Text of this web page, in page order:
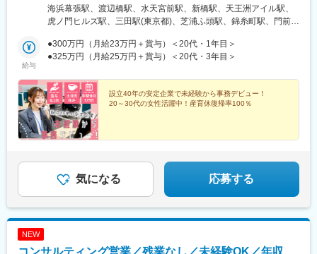
わない範囲で、勤務地の異動が発生する可能性があります。◎借
上社宅制度あり（社内規定あり）＜勤務地＞【東京・千葉】東京
【神奈川】川崎市、横浜市（市内の勤務先）【愛知】名古屋（市
内、中部国際空港周辺の勤務先）【静岡】浜松（市内の勤務先）
（市内の勤務先）【兵庫】神戸（市内の勤務先）【三重】津、四
日市市（市内の勤務先）ーーーーーーーー＜当社拠点＞【本社】
千葉県千葉市美浜区中瀬1-3 幕張テクノガーデンB棟14F海浜幕
張駅より徒歩5分【大阪営業所】大阪府大阪市中之島2-3-18 中之
島フェスティバルタワー16F渡辺橋駅より徒歩3分★中之島のラン
海浜幕張駅、渡辺橋駅、水天宮前駅、新橋駅、天王洲アイル駅、
虎ノ門ヒルズ駅、三田駅(東京都)、芝浦ふ頭駅、錦糸町駅、門前仲
新日本橋駅、三鷹駅、築地駅、新宿三丁目駅、赤坂駅(東京都)、汐
留駅、新木場駅、日本橋駅(東京都)、都庁前駅、新御茶ノ水駅、京
東成田駅、原木中山駅、八丁畷駅、東白楽駅、ハーバーランド
駅、北浜駅(大阪府)、堺筋本町駅、大阪港駅、関西空港駅(鉄道)、
淀屋橋駅、本町駅、大阪梅田駅(阪神線)、南方駅(大阪府)、なんば
駅(地下鉄)、大阪阿部野橋駅、新大阪駅、京橋駅(大阪府)、心斎橋
駅、中百舌鳥駅、東梅田駅、鶴橋駅、肥後橋駅、りんくうタウン
駅、矢場町駅、名古屋駅、金山駅(愛知県)、名鉄名古屋駅、栄駅
(愛知県)、伏見駅(愛知県)、近鉄四日市駅、さぎの宮駅、人形町
駅、御成門駅、芝公園駅、日の出駅(東京都)、亀戸駅、清澄白河
駅、東京駅、中野新橋駅、岩本町駅、半蔵門駅、小伝馬町駅、新
富町駅(東京都)、新宿御苑前駅、築地市場駅、溜池山王駅、三越前
島南方駅、大阪難波駅、天王寺駅、大阪ビジネスパーク駅、大江
給与
●300万円（月給23万円＋賞与）＜20代・1年目＞
●325万円（月給25万円＋賞与）＜20代・3年目＞
設立40年の安定企業で未経験から事務デビュー！
20～30代の女性活躍中！産育休復帰率100％
気になる 応募する
NEW
コンサルティング営業／残業なし／未経験OK／年収